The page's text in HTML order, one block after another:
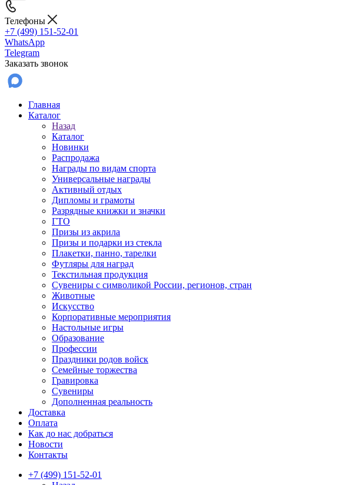
Телефоны
+7 (499) 151-52-01
WhatsApp
Telegram
Заказать звонок
Главная
Каталог
Назад
Каталог
Новинки
Распродажа
Награды по видам спорта
Универсальные награды
Активный отдых
Дипломы и грамоты
Разрядные книжки и значки
ГТО
Призы из акрила
Призы и подарки из стекла
Плакетки, панно, тарелки
Футляры для наград
Текстильная продукция
Сувениры с символикой России, регионов, стран
Животные
Искусство
Корпоративные мероприятия
Настольные игры
Образование
Профессии
Праздники родов войск
Семейные торжества
Гравировка
Сувениры
Дополненная реальность
Доставка
Оплата
Как до нас добраться
Новости
Контакты
+7 (499) 151-52-01